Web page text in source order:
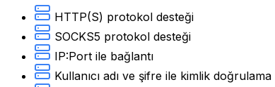
HTTP(S) protokol desteği
SOCKS5 protokol desteği
IP:Port ile bağlantı
Kullanıcı adı ve şifre ile kimlik doğrulama